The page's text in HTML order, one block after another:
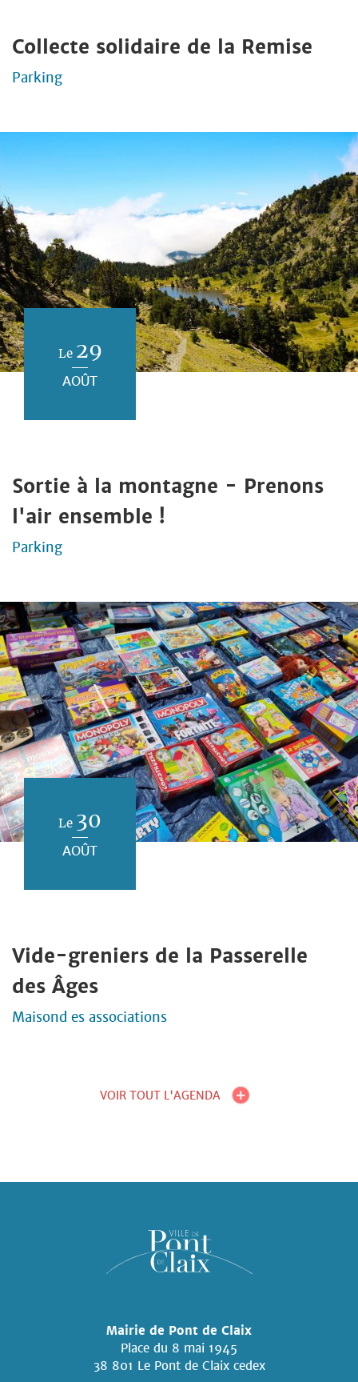
Collecte solidaire de la Remise
Parking
Le 29
AOÛT
Sortie à la montagne - Prenons
l'air ensemble !
Parking
Le 30
AOÛT
Vide-greniers de la Passerelle
des Âges
Maisond es associations
VOIR TOUT L'AGENDA
Mairie de Pont de Claix
Place du 8 mai 1945
38 801 Le Pont de Claix cedex